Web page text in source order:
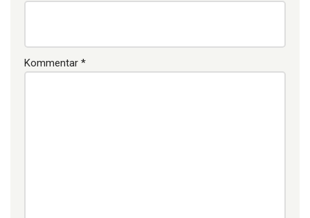
Kommentar *